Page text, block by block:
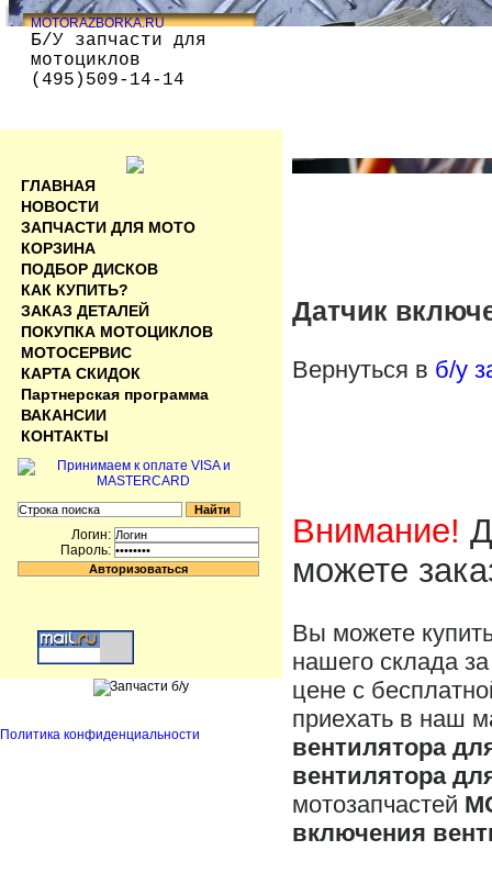
MOTORAZBORKA.RU
Б/У запчасти для
мотоциклов
(495)509-14-14
Датчик
Вернуться в б/у
Внимание!
можете
Вы можете
нашего склада
цене с
приехать в наш
вентилятора
вентилятора
мотозапчастей
включения
ГЛАВНАЯ
НОВОСТИ
ЗАПЧАСТИ ДЛЯ МОТО
КОРЗИНА
ПОДБОР ДИСКОВ
КАК КУПИТЬ?
ЗАКАЗ ДЕТАЛЕЙ
ПОКУПКА МОТОЦИКЛОВ
МОТОСЕРВИС
КАРТА СКИДОК
Партнерская программа
ВАКАНСИИ
КОНТАКТЫ
Логин:
Пароль:
Политика конфиденциальности